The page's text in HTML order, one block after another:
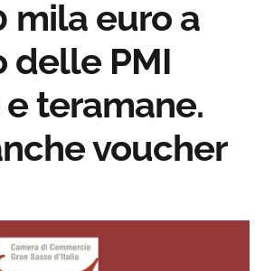
mila euro a
delle PMI
teramane.
voucher